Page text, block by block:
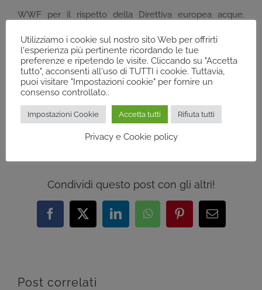
WWF per il rispetto della Direttiva europea acque.
Questa adesione consolida l’impegno che l’Associazione
da anni rivolge anche alle problematiche più gravi e
importanti.
19/09/2018
Condividi questo post con gli altri!
Facebook
X LinkedInWhatsAppPinterestEmail
Post correlati
Utilizziamo i cookie sul nostro sito Web per offrirti
l'esperienza più pertinente ricordando le tue
preferenze e ripetendo le visite. Cliccando su "Accetta
tutto", acconsenti all'uso di TUTTI i cookie. Tuttavia,
puoi visitare "Impostazioni cookie" per fornire un
consenso controllato..
Impostazioni Cookie Accetta tutti Rifiuta tutti
Privacy e Cookie policy